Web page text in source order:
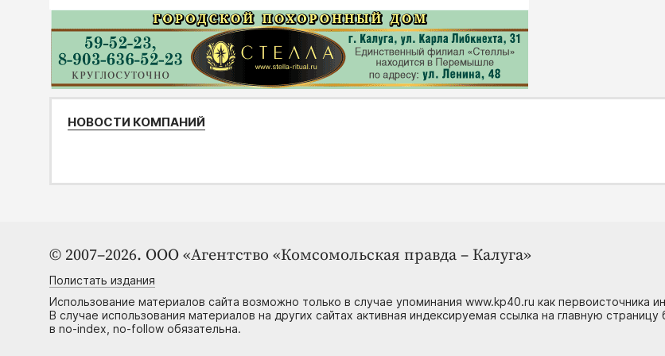
НОВОСТИ КОМПАНИЙ
© 2007–2026. ООО «Агентство «Комсомольская правда – Калуга»
Полистать издания
Использование материалов сайта возможно только в случае упоминания www.kp40.ru как первоисточника
В случае использования материалов на других сайтах активная индексируемая ссылка на главную страницу
в no-index, no-follow обязательна.